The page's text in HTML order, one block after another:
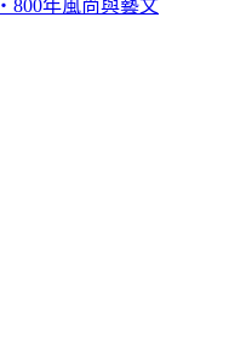
年風尚與藝文